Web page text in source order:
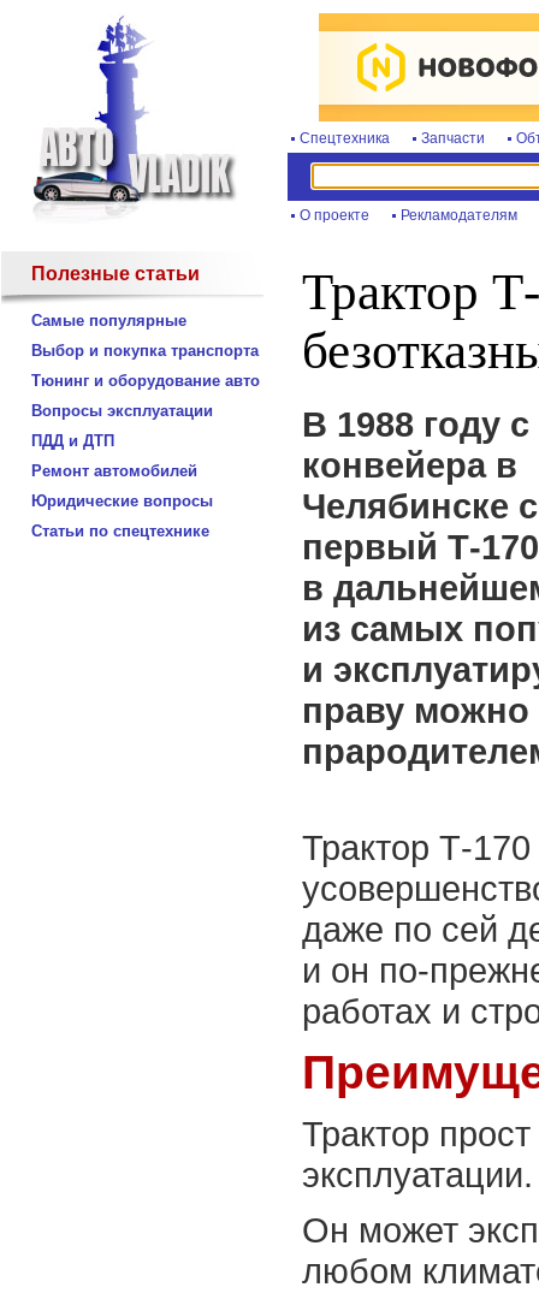
Спецтехника Запчасти
О проекте Рекламодателям
Полезные статьи
Самые популярные
Выбор и покупка транспорта
Тюнинг и оборудование авто
Вопросы эксплуатации
ПДД и ДТП
Ремонт автомобилей
Юридические вопросы
Статьи по спецтехнике
Трактор
В 1988 году с
конвейера в
Челябинске
первый Т-
в
из самых
и
праву можно
Трактор Т-
даже по сей
и он по-
работах и
Трактор
эксплуатации.
Он может
любом